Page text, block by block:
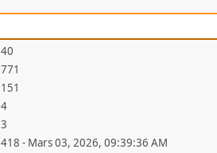
40
771
151
4
3
418 - Mars 03, 2026, 09:39:36 AM